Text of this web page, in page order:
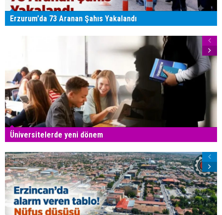
Erzurum'da 73 Aranan Şahıs Yakalandı
Üniversitelerde yeni dönem